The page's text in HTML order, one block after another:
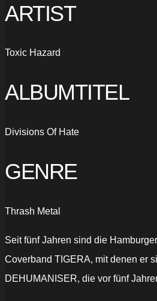
ARTIST
Toxic Hazard
ALBUMTITEL
Divisions Of Hate
GENRE
Thrash Metal
Seit fünf Jahren sind die
Coverband TIGERA, mit denen er
DEHUMANISER, die vor fünf